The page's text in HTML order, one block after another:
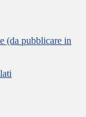
(da pubblicare in